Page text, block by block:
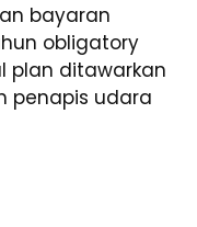
bayaran
obligatory
plan ditawarkan
penapis udara